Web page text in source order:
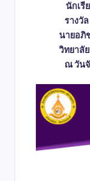
นักเรี
รางวั
นายอภิ
วิทยาลั
ณ วัน